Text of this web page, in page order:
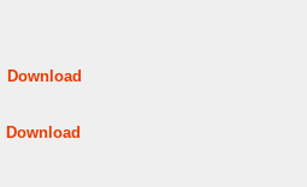
Download
Download